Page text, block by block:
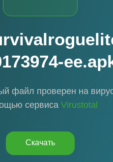
файл проверен на
сервиса Virustotal
Скачать